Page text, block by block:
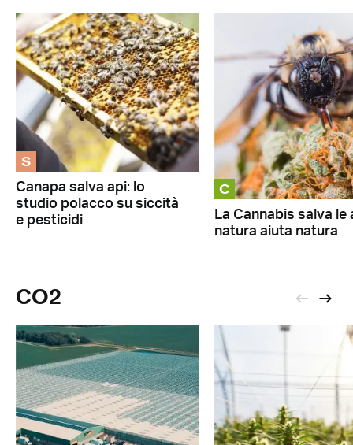
S
Canapa salva api: lo
studio polacco su siccità
e pesticidi
C
La Cannabis salva le
natura aiuta natura
CO2